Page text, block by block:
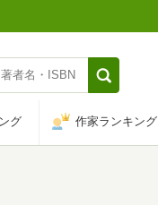
グ 作家ランキング